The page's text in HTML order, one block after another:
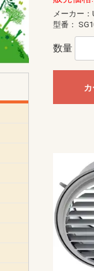
温度ヒュー
フィルター
防虫網
樹脂製グリ
スリーブキ
レジスター
ALCスリー
ACEジョイ
ACEスリー
ACE止水板
厚型 グリル
薄型 グリル
中型 グリル
外風対策 角
外風対策
外風対策（
外風対策 丸
外風対策
軒天井用 グ
床下通気用
給気電動シ
パイプフー
ウェザーカ
防音フード
差圧式吸気
防火ダンパ
風量調整ダ
逆風止ダン
サイレンサ
止水板
UKDF風向
消音・フレ
耐火パテ
遠藤照明（
オーデリッ
コイズミ照
大光電機（
東芝ライテ
パナソニッ
三菱電機
クラコ
ODELIC非常
三菱非常灯
東芝LED非
パナソニッ
端子台
圧着端子・
差込みコネ
リレー
インシュロ
日動電工製
ねじなし電
ねじ付き電
厚鋼電線管
ボックス・
樹脂製ボッ
CD管・PF
金物類
エフレック
メーカー
型番：
数量